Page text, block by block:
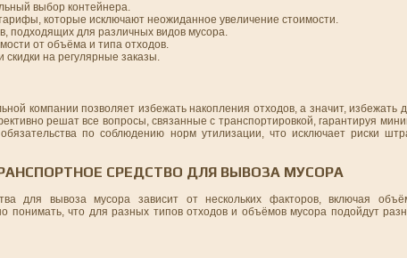
выбор контейнера.
которые исключают неожиданное увеличение стоимости.
подходящих для различных видов мусора.
от объёма и типа отходов.
скидки на регулярные заказы.
компании позволяет избежать накопления отходов, а значит, избежать
решат все вопросы, связанные с транспортировкой, гарантируя
по соблюдению норм утилизации, что исключает риски
СРЕДСТВО ДЛЯ ВЫВОЗА МУСОРА
для вывоза мусора зависит от нескольких факторов, включая
понимать, что для разных типов отходов и объёмов мусора подойдут